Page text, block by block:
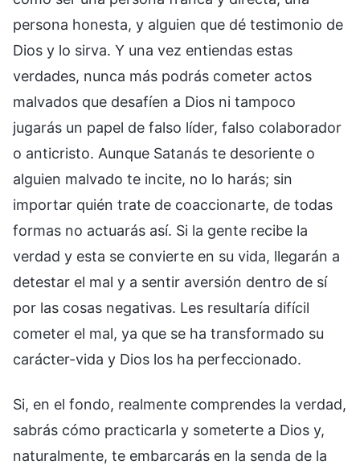
persona honesta, y alguien que dé testimonio de
Dios y lo sirva. Y una vez entiendas estas
verdades, nunca más podrás cometer actos
malvados que desafíen a Dios ni tampoco
jugarás un papel de falso líder, falso colaborador
o anticristo. Aunque Satanás te desoriente o
alguien malvado te incite, no lo harás; sin
importar quién trate de coaccionarte, de todas
formas no actuarás así. Si la gente recibe la
verdad y esta se convierte en su vida, llegarán a
detestar el mal y a sentir aversión dentro de sí
por las cosas negativas. Les resultaría difícil
cometer el mal, ya que se ha transformado su
carácter-vida y Dios los ha perfeccionado.
Si, en el fondo, realmente comprendes la verdad,
sabrás cómo practicarla y someterte a Dios y,
naturalmente, te embarcarás en la senda de la